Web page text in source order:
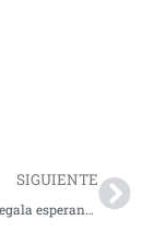
SIGUIENTE
Dona sangre, regala esperanza: un gesto que salva vidas